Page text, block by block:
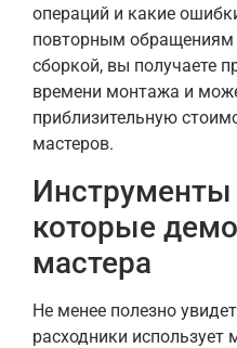
операций и какие
повторным обращениям
сборкой, вы получаете
времени монтажа и
приблизительную
мастеров.
которые
мастера
Не менее полезно
расходники использует